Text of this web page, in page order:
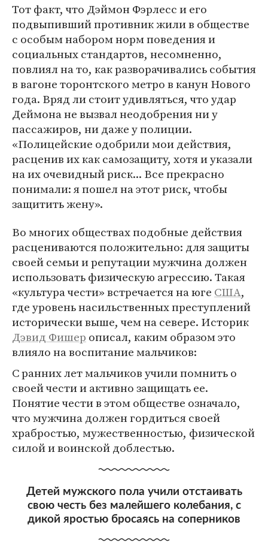
Тот факт, что Дэймон Фэрлесс и его
подвыпивший противник жили в обществе
с особым набором норм поведения и
социальных стандартов, несомненно,
повлиял на то, как разворачивались события
в вагоне торонтского метро в канун Нового
года. Вряд ли стоит удивляться, что удар
Деймона не вызвал неодобрения ни у
пассажиров, ни даже у полиции.
«Полицейские одобрили мои действия,
расценив их как самозащиту, хотя и указали
на их очевидный риск... Все прекрасно
понимали: я пошел на этот риск, чтобы
защитить жену».
Во многих обществах подобные действия
расцениваются положительно: для защиты
своей семьи и репутации мужчина должен
использовать физическую агрессию. Такая
«культура чести» встречается на юге США,
где уровень насильственных преступлений
исторически выше, чем на севере. Историк
Дэвид Фишер описал, каким образом это
влияло на воспитание мальчиков:
С ранних лет мальчиков учили помнить о
своей чести и активно защищать ее.
Понятие чести в этом обществе означало,
что мужчина должен гордиться своей
храбростью, мужественностью, физической
силой и воинской доблестью.
Детей мужского пола учили отстаивать
свою честь без малейшего колебания, с
дикой яростью бросаясь на соперников